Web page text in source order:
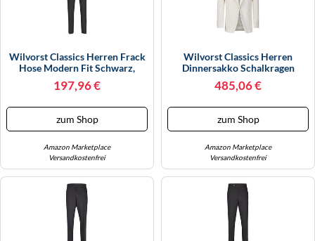
Wilvorst Classics Herren Frack
Hose Modern Fit Schwarz,
Bekleidungsgröße: 46
197,96 €
zum Shop
Amazon Marketplace
Versandkostenfrei
Wilvorst Classics Herren
Dinnersakko Schalkragen
Cremeweiß, Bekleidungsgröße:
28
485,06 €
zum Shop
Amazon Marketplace
Versandkostenfrei